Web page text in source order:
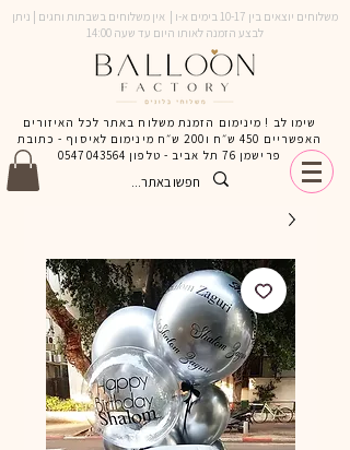
משלוחים יוצאים בין 10-17 בימים א-ו | אין משלוחים בשבתות וחגים | ניתן
לבצע הזמנה לאותו היום עד שעה 14:00
שימו לב ! מינימום הזמנת משלוח באתר לכל האיזורים
האפשריים 450 ש״ח ו200 ש״ח מינימום לאיסוף - כתובת
פרישמן 76 תל אביב - טלפון
0547043564